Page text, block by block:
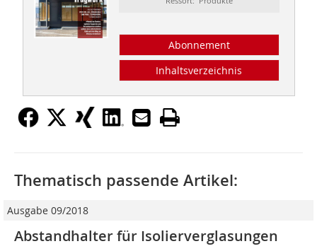
Abonnement
Inhaltsverzeichnis
Thematisch passende Artikel:
Ausgabe 09/2018
Abstandhalter für Isolierverglasungen